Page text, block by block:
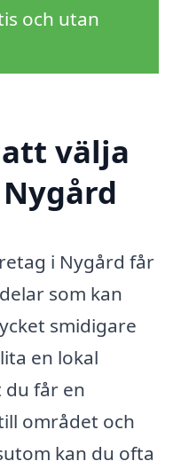
och utan
välja
i Nygård får
som kan
smidigare
en lokal
får en
området och
kan du ofta